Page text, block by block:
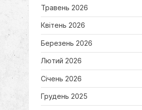
Травень 2026
Квітень 2026
Березень 2026
Лютий 2026
Січень 2026
Грудень 2025